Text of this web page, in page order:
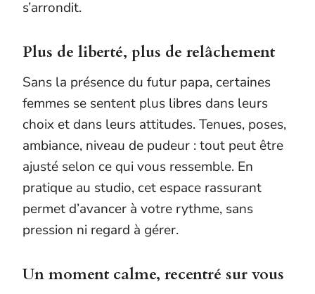
s’arrondit.
Plus de liberté, plus de relâchement
Sans la présence du futur papa, certaines
femmes se sentent plus libres dans leurs
choix et dans leurs attitudes. Tenues, poses,
ambiance, niveau de pudeur : tout peut être
ajusté selon ce qui vous ressemble. En
pratique au studio, cet espace rassurant
permet d’avancer à votre rythme, sans
pression ni regard à gérer.
Un moment calme, recentré sur vous